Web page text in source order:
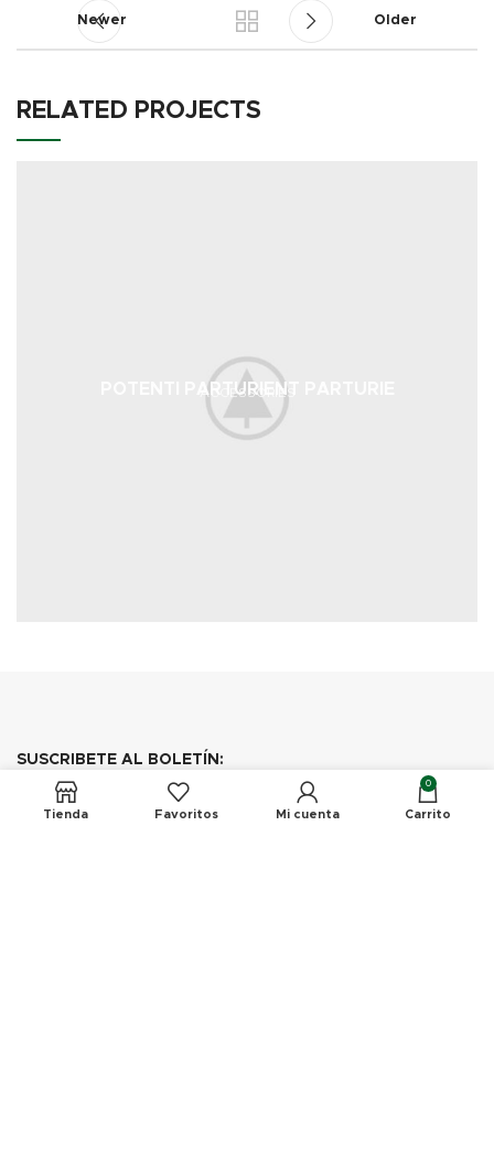
Newer Older
RELATED PROJECTS
ACCESSORIES
POTENTI PARTURIENT PARTURIE
SUSCRIBETE AL BOLETÍN:
Tus datos estarán protegidos de acuerdo a nuestra
Tienda Favoritos Mi cuenta
0
Carrito